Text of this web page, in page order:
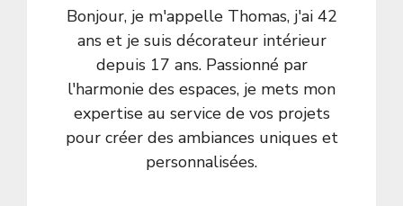
Bonjour, je m'appelle Thomas, j'ai 42
ans et je suis décorateur intérieur
depuis 17 ans. Passionné par
l'harmonie des espaces, je mets mon
expertise au service de vos projets
pour créer des ambiances uniques et
personnalisées.